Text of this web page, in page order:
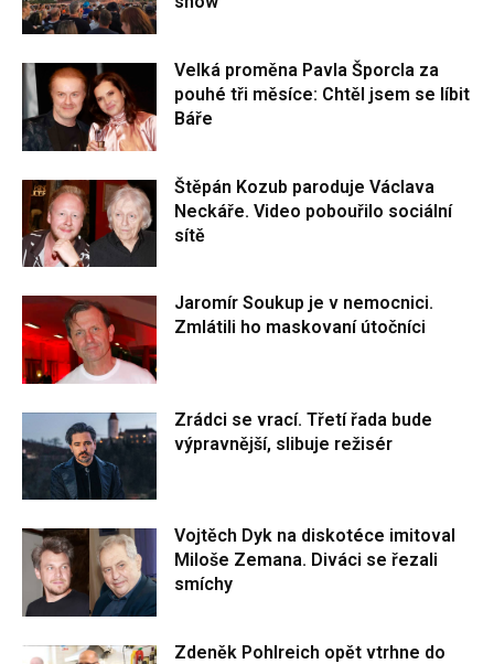
Velká proměna Pavla Šporcla za
pouhé tři měsíce: Chtěl jsem se líbit
Báře
Štěpán Kozub paroduje Václava
Neckáře. Video pobouřilo sociální
sítě
Jaromír Soukup je v nemocnici.
Zmlátili ho maskovaní útočníci
Zrádci se vrací. Třetí řada bude
výpravnější, slibuje režisér
Vojtěch Dyk na diskotéce imitoval
Miloše Zemana. Diváci se řezali
smíchy
Zdeněk Pohlreich opět vtrhne do